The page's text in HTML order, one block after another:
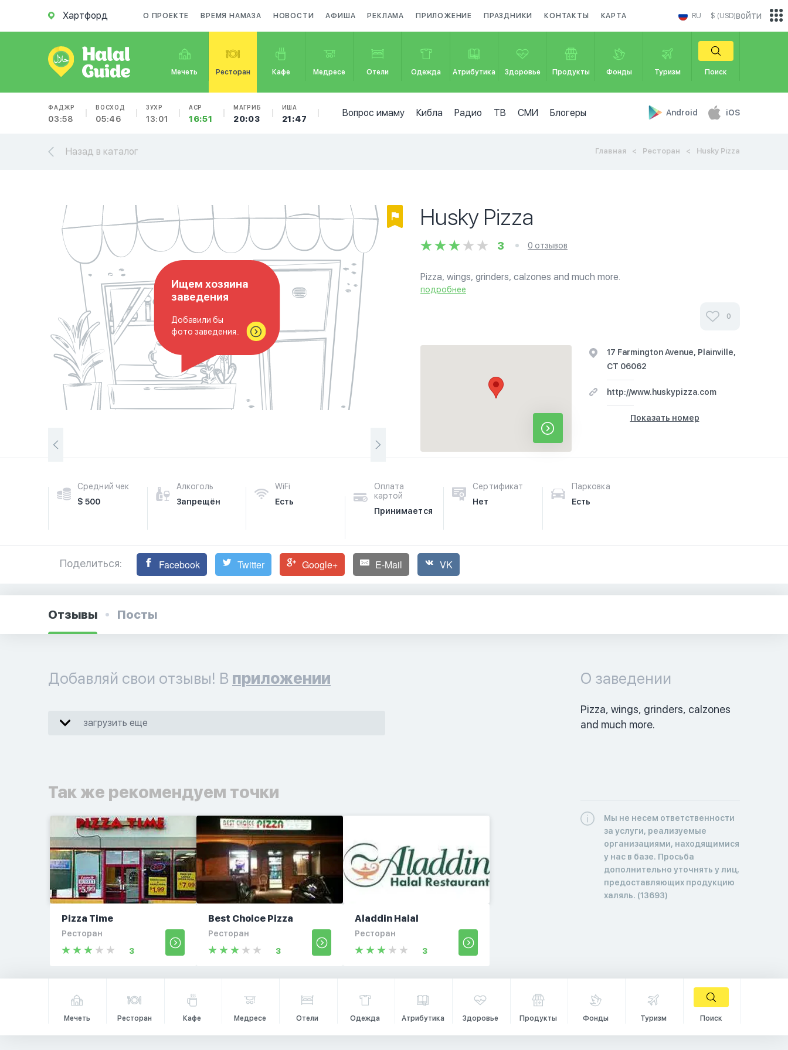
Хартфорд О ПРОЕКТЕ ВРЕМЯ НАМАЗА НОВОСТИ АФИША РЕКЛАМА ПРИЛОЖЕНИЕ ПРАЗДНИКИ КОНТАКТЫ КАРТА RU $ (USD)
Мечеть Ресторан Кафе Медресе Отели Одежда Атрибутика Здоровье Продукты Фонды Туризм Поиск
ФАДЖР
03:58
ВОСХОД
05:46
ЗУХР
13:01
АСР
16:51
МАГРИБ
20:03
ИША
21:47
Вопрос имаму Кибла Радио ТВ СМИ Блогеры Android iOS
войти
Назад в каталог Главная Ресторан Husky Pizza
Ищем хозяина
заведения
Добавили бы
фото заведения..
Husky Pizza
3 0 отзывов
Pizza, wings, grinders, calzones and much more.
подробнее
0
17 Farmington Avenue, Plainville,
CT 06062
http://www.huskypizza.com
Показать номер
Средний чек
$ 500
Алкоголь
Запрещён
WiFi
Есть
Оплата
картой
Принимается
Сертификат
Нет
Парковка
Есть
Поделиться: Facebook Twitter Google+ E-Mail VK
Отзывы Посты
Добавляй свои отзывы! В приложении
загрузить еще
Так же рекомендуем точки
Pizza Time
Ресторан
3
Best Choice Pizza
Ресторан
3
Aladdin Halal
Ресторан
3
О заведении
Pizza, wings, grinders, calzones
and much more.
Мы не несем ответственности
за услуги, реализуемые
организациями, находящимися
у нас в базе. Просьба
дополнительно уточнять у лиц,
предоставляющих продукцию
халяль. (13693)
Мечеть Ресторан Кафе Медресе Отели Одежда Атрибутика Здоровье Продукты Фонды Туризм Поиск